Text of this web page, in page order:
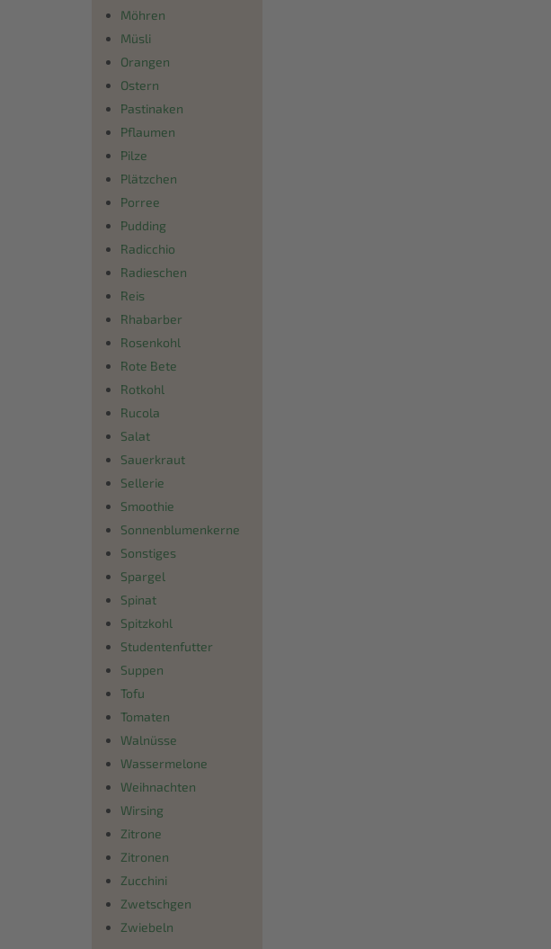
Möhren
Müsli
Orangen
Ostern
Pastinaken
Pflaumen
Pilze
Plätzchen
Porree
Pudding
Radicchio
Radieschen
Reis
Rhabarber
Rosenkohl
Rote Bete
Rotkohl
Rucola
Salat
Sauerkraut
Sellerie
Smoothie
Sonnenblumenkerne
Sonstiges
Spargel
Spinat
Spitzkohl
Studentenfutter
Suppen
Tofu
Tomaten
Walnüsse
Wassermelone
Weihnachten
Wirsing
Zitrone
Zitronen
Zucchini
Zwetschgen
Zwiebeln